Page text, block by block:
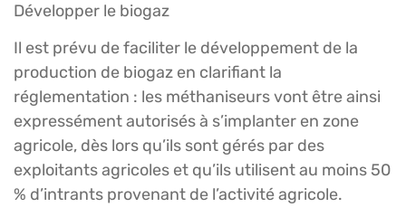
Développer le biogaz
Il est prévu de faciliter le développement de la
production de biogaz en clarifiant la
réglementation : les méthaniseurs vont être ainsi
expressément autorisés à s’implanter en zone
agricole, dès lors qu’ils sont gérés par des
exploitants agricoles et qu’ils utilisent au moins 50
% d’intrants provenant de l’activité agricole.